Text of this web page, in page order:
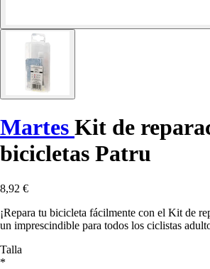
Martes Kit de
bicicletas Patru
8,92 €
¡Repara tu bicicleta fácilmente con el Kit de
un imprescindible para todos los ciclistas
Talla
*